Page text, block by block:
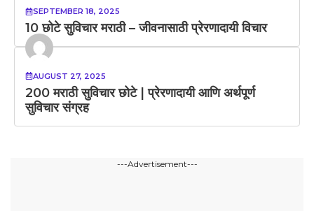
SEPTEMBER 18, 2025
10 छोटे सुविचार मराठी – जीवनासाठी प्रेरणादायी विचार
AUGUST 27, 2025
200 मराठी सुविचार छोटे | प्रेरणादायी आणि अर्थपूर्ण
सुविचार संग्रह
---Advertisement---